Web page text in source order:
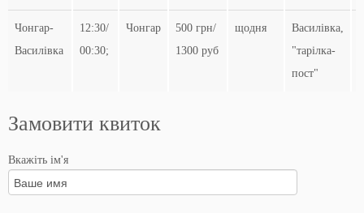
Чонгар-
Василівка
12:30/
00:30;
Чонгар
500 грн/
1300 руб
щодня
Василівка,
"тарілка-
пост"
Замовити квиток
Вкажіть ім'я